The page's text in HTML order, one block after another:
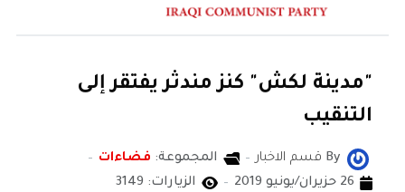
"مدينة لكش" كنز مندثر يفتقر إلى
التنقيب
By قسم الاخبار المجموعة: فضاءات
26 حزيران/يونيو 2019
الزيارات: 3149